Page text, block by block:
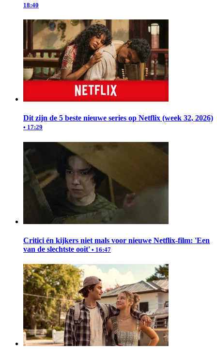
18:40
Dit zijn de 5 beste nieuwe series op Netflix (week 32, 2026)
• 17:29
Critici én kijkers niet mals voor nieuwe Netflix-film: 'Een
van de slechtste ooit' • 16:47